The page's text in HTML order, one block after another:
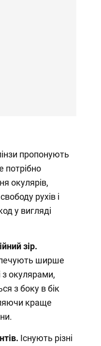
пропонують
потрібно
окулярів,
рухів і
у вигляді
зір.
ширше
з окулярами,
з боку в бік
краще
Існують різні